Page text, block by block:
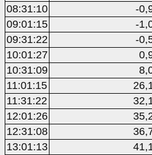
08:31:10
-
09:01:15
-
09:31:22
-
10:01:27
10:31:09
11:01:15
11:31:22
12:01:26
12:31:08
13:01:13